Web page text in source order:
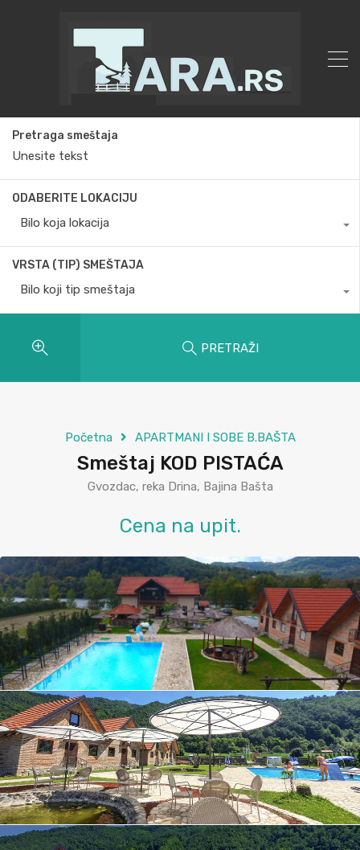
Pretraga smeštaja
ODABERITE LOKACIJU
Bilo koja lokacija
VRSTA (TIP) SMEŠTAJA
Bilo koji tip smeštaja
PRETRAŽI
Početna APARTMANI I SOBE B.BAŠTA
Smeštaj KOD PISTAĆA
Gvozdac, reka Drina, Bajina Bašta
Cena na upit.